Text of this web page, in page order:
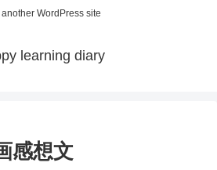
WordPress site
learning diary
感想文